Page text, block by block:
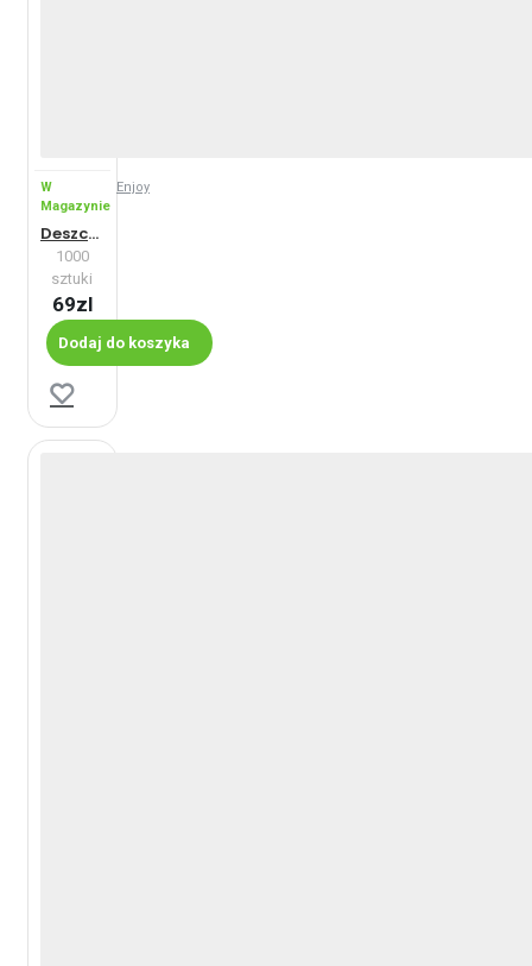
W
Magazynie
Enjoy
Deszczowy dzień
1000
sztuki
69zl
Dodaj do koszyka